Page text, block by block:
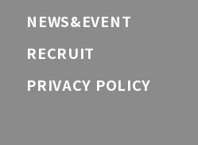
NEWS&EVENT
RECRUIT
PRIVACY POLICY